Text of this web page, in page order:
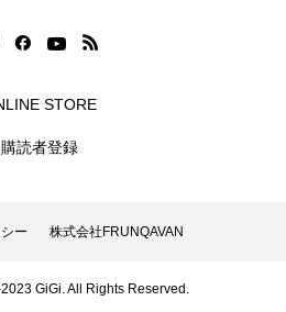
STORE
購読者登録
ー 株式会社FRUNQAVAN
GiGi. All Rights Reserved.